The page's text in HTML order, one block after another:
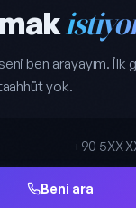
ben arayayım. İlk
yok.
Beni ara